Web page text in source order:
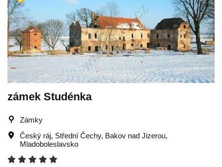
zámek Studénka
Zámky
Český ráj, Střední Čechy, Bakov nad Jizerou,
Mladoboleslavsko